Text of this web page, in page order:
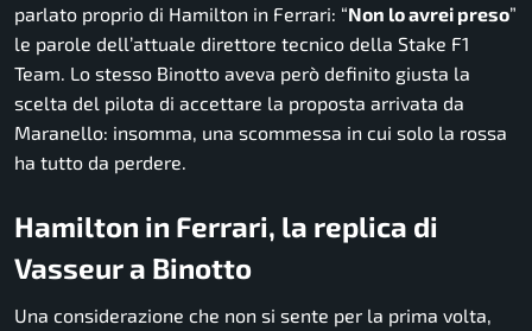
parlato proprio di Hamilton in Ferrari: “Non lo avrei preso”
le parole dell’attuale direttore tecnico della Stake F1
Team. Lo stesso Binotto aveva però definito giusta la
scelta del pilota di accettare la proposta arrivata da
Maranello: insomma, una scommessa in cui solo la rossa
ha tutto da perdere.
Hamilton in Ferrari, la replica di
Vasseur a Binotto
Una considerazione che non si sente per la prima volta,